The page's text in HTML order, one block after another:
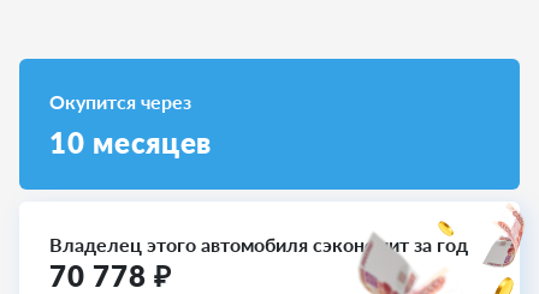
Окупится через
10 месяцев
Владелец этого автомобиля сэкономит за год
70 778 ₽